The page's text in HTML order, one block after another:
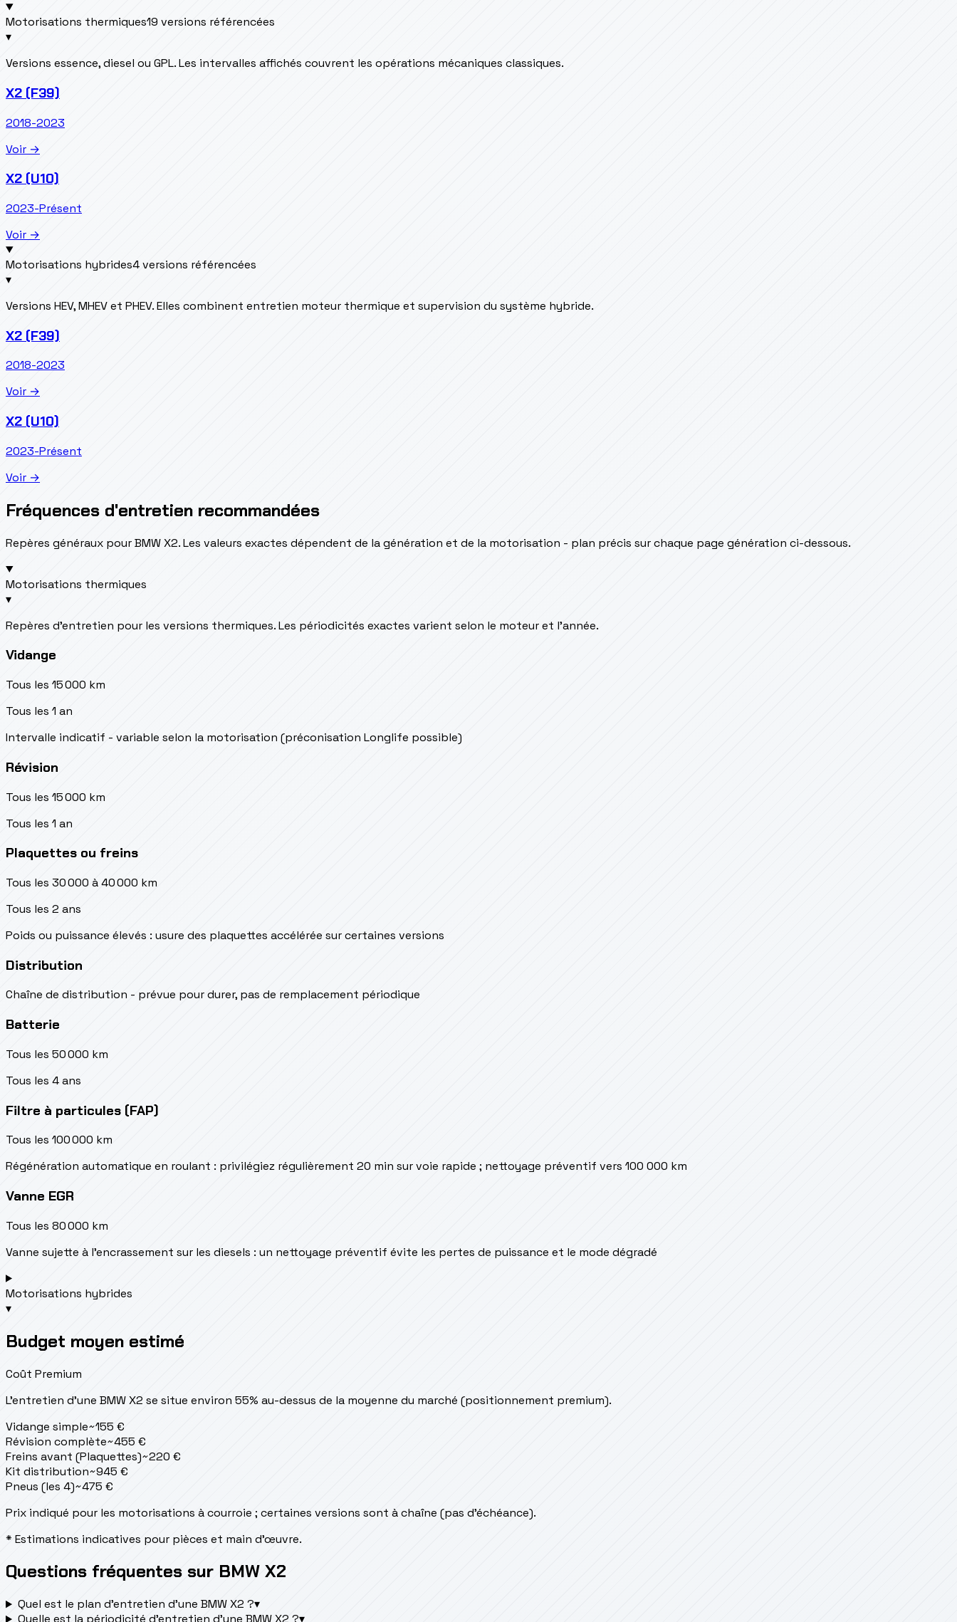
Motorisations thermiques19 versions référencées
▾
Versions essence, diesel ou GPL. Les intervalles affichés couvrent les opérations mécaniques classiques.
X2 (F39)
2018-2023
Voir →
X2 (U10)
2023-Présent
Voir →
Motorisations hybrides4 versions référencées
▾
Versions HEV, MHEV et PHEV. Elles combinent entretien moteur thermique et supervision du système hybride.
X2 (F39)
2018-2023
Voir →
X2 (U10)
2023-Présent
Voir →
Fréquences d'entretien recommandées
Repères généraux pour BMW X2. Les valeurs exactes dépendent de la génération et de la motorisation - plan précis sur chaque page génération ci-dessous.
Motorisations thermiques
▾
Repères d’entretien pour les versions thermiques. Les périodicités exactes varient selon le moteur et l’année.
Vidange
Tous les 15 000 km
Tous les 1 an
Intervalle indicatif - variable selon la motorisation (préconisation Longlife possible)
Révision
Tous les 15 000 km
Tous les 1 an
Plaquettes ou freins
Tous les 30 000 à 40 000 km
Tous les 2 ans
Poids ou puissance élevés : usure des plaquettes accélérée sur certaines versions
Distribution
Chaîne de distribution - prévue pour durer, pas de remplacement périodique
Batterie
Tous les 50 000 km
Tous les 4 ans
Filtre à particules (FAP)
Tous les 100 000 km
Régénération automatique en roulant : privilégiez régulièrement 20 min sur voie rapide ; nettoyage préventif vers 100 000 km
Vanne EGR
Tous les 80 000 km
Vanne sujette à l'encrassement sur les diesels : un nettoyage préventif évite les pertes de puissance et le mode dégradé
Motorisations hybrides
▾
Budget moyen estimé
Coût Premium
L'entretien d'une BMW X2 se situe environ 55% au-dessus de la moyenne du marché (positionnement premium).
Vidange simple~155 €
Révision complète~455 €
Freins avant (Plaquettes)~220 €
Kit distribution~945 €
Pneus (les 4)~475 €
Prix indiqué pour les motorisations à courroie ; certaines versions sont à chaîne (pas d'échéance).
* Estimations indicatives pour pièces et main d'œuvre.
Questions fréquentes sur BMW X2
Quel est le plan d’entretien d’une BMW X2 ?▾